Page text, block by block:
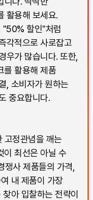
활용해 보세요.
"50% 할인"처럼
각적으로 사로잡고
우가 많습니다. 또한,
를 활용해 제품
, 소비자가 원하는
중요합니다.
고정관념을 깨는
이 최선은 아닐 수
사 제품들의 가격,
내 제품이 가장
아 입찰하는 전략이